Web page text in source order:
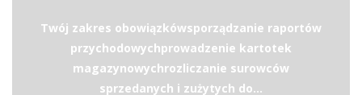
Twój zakres obowiązkówsporządzanie raportów
przychodowychprowadzenie kartotek
magazynowychrozliczanie surowców
sprzedanych i zużytych do...